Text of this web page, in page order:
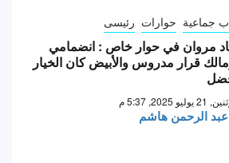
جماعية حوارات رئيسى
مروان في حوار خاص : انضمامي
قرار مدروس والأبيض كان الخيار
يوليو 2025, 5:37 م
عبد الرحمن هاشم